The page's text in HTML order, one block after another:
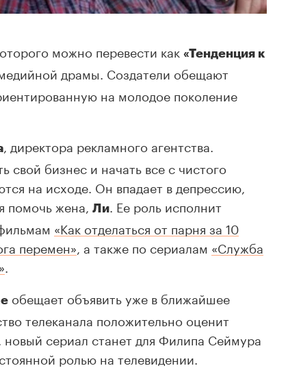
можно перевести как «Тенденция к
драмы. Создатели обещают
на молодое поколение
, директора рекламного агентства.
бизнес и начать все с чистого
на исходе. Он впадает в депрессию,
помочь жена, Ли . Ее роль исполнит
«Как отделаться от парня за 10
перемен» , а также по сериалам «Служба
обещает объявить уже в ближайшее
телеканала положительно оценит
новый сериал станет для Филипа Сеймура
ролью на телевидении.